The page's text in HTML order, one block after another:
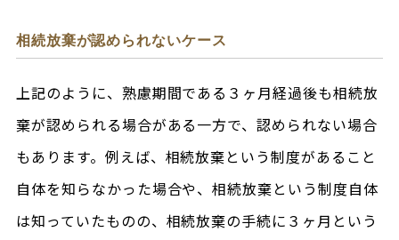
相続放棄が認められないケース
上記のように、熟慮期間である３ヶ月経過後も相続放
棄が認められる場合がある一方で、認められない場合
もあります。例えば、相続放棄という制度があること
自体を知らなかった場合や、相続放棄という制度自体
は知っていたものの、相続放棄の手続に３ヶ月という